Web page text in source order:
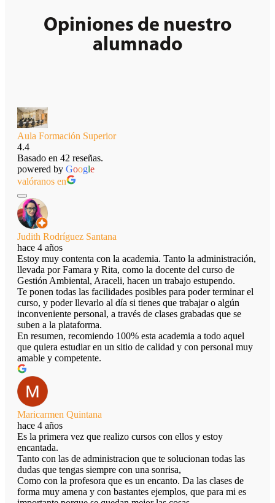
Opiniones de nuestro
alumnado
Aula Formación Superior
4.4
Basado en 42 reseñas.
powered by Google
valóranos en
Judith Rodríguez Santana
hace 4 años
Estoy muy contenta con la academia. Tanto la administración,
llevada por Famara y Rita, como la docente del curso de
Gestión Ambiental, Araceli, hacen un trabajo estupendo.
Te ponen todas las facilidades posibles para poder terminar el
curso, y poder llevarlo al día si tienes que trabajar o algún
inconveniente personal, a través de clases grabadas que se
suben a la plataforma.
En resumen, recomiendo 100% esta academia a todo aquel
que quiera estudiar en un sitio de calidad y con personal muy
amable y competente.
Maricarmen Quintana
hace 4 años
Es la primera vez que realizo cursos con ellos y estoy
encantada.
Tanto con las de administracion que te solucionan todas las
dudas que tengas siempre con una sonrisa,
Como con la profesora que es un encanto. Da las clases de
forma muy amena y con bastantes ejemplos, que para mi es